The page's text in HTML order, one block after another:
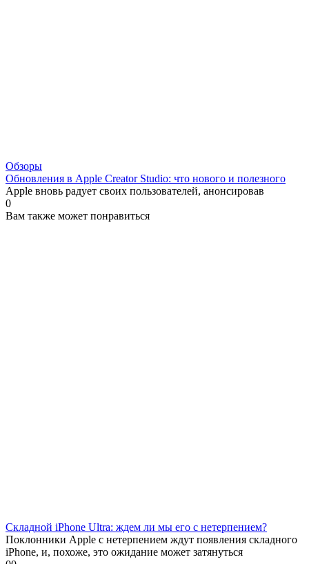
Обзоры
Обновления в Apple Creator Studio: что нового и полезного
Apple вновь радует своих пользователей, анонсировав
0
Вам также может понравиться
Складной iPhone Ultra: ждем ли мы его с нетерпением?
Поклонники Apple с нетерпением ждут появления складного
iPhone, и, похоже, это ожидание может затянуться